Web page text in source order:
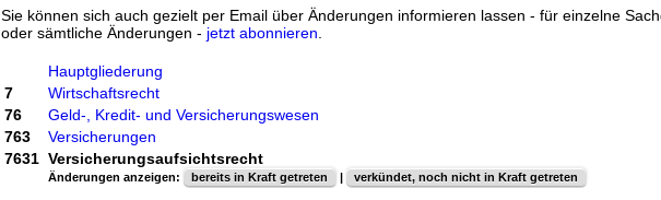
Sie können sich auch gezielt per Email über Änderungen informieren lassen - für einzelne
oder sämtliche Änderungen - jetzt abonnieren
Hauptgliederung
7
Wirtschaftsrecht
76
Geld-, Kredit- und Versicherungswesen
763
Versicherungen
7631 Versicherungsaufsichtsrecht
Änderungen anzeigen: bereits in Kraft getreten | verkündet, noch nicht in Kraft getreten